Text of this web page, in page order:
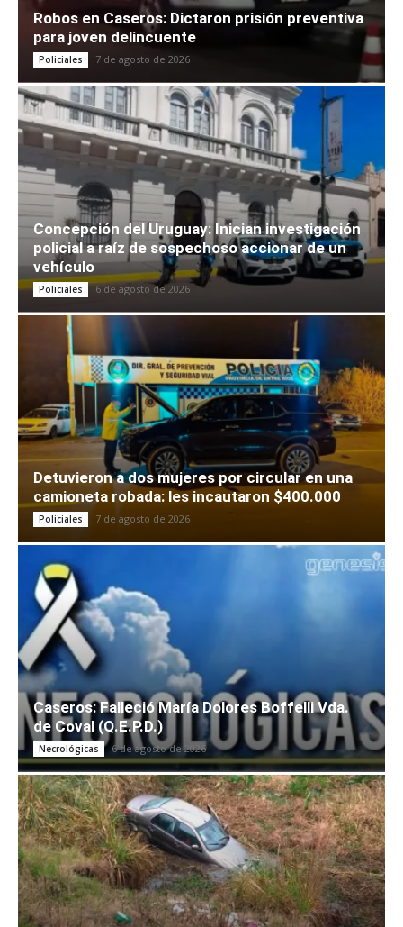
Robos en Caseros: Dictaron prisión preventiva
para joven delincuente
Policiales 7 de agosto de 2026
Concepción del Uruguay: Inician investigación
policial a raíz de sospechoso accionar de un
vehículo
Policiales 6 de agosto de 2026
Detuvieron a dos mujeres por circular en una
camioneta robada: les incautaron $400.000
Policiales 7 de agosto de 2026
Caseros: Falleció María Dolores Boffelli Vda.
de Coval (Q.E.P.D.)
Necrológicas 6 de agosto de 2026